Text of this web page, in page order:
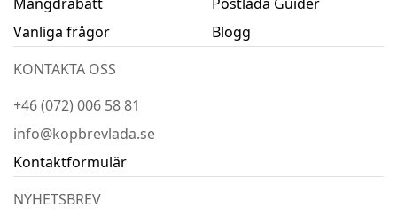
Vanliga frågor
Blogg
KONTAKTA OSS
+46 (072) 006 58 81
info@kopbrevlada.se
Kontaktformulär
NYHETSBREV